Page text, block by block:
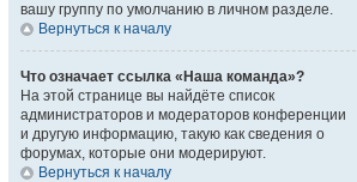
вашу группу по умолчанию в личном разделе.
Вернуться к началу
Что означает ссылка «Наша команда»?
На этой странице вы найдёте список
администраторов и модераторов конференции
и другую информацию, такую как сведения о
форумах, которые они модерируют.
Вернуться к началу